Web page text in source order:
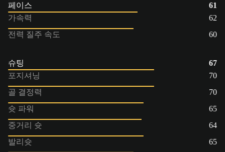
페이스
61
가속력
62
전력 질주 속도
60
슈팅
67
포지셔닝
70
골 결정력
70
슛 파워
65
중거리 슛
64
발리슛
65